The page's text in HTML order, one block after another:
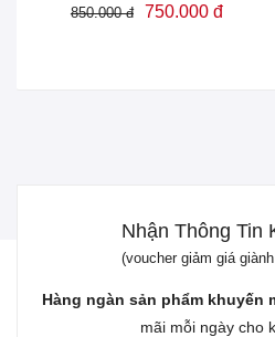
850.000 đ 750.000 đ
Nhận Thông Tin
(voucher giảm giá
Hàng ngàn sản phẩm khuyến
mãi mỗi ngày cho